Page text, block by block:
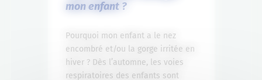
mon enfant ?
Pourquoi mon enfant a le nez
encombré et/ou la gorge irritée en
hiver ? Dès l’automne, les voies
respiratoires des enfants sont